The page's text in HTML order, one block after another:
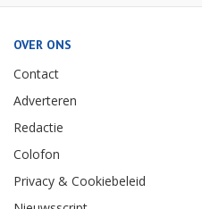
OVER ONS
Contact
Adverteren
Redactie
Colofon
Privacy & Cookiebeleid